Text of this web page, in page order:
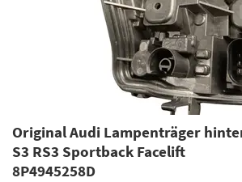
Original Audi Lampenträger
S3 RS3 Sportback Facelift
8P4945258D